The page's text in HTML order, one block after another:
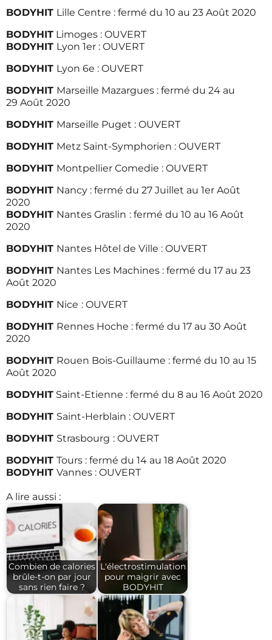
BODYHIT Lille Centre : fermé du 10 au 23 Août 2020
BODYHIT Limoges : OUVERT
BODYHIT Lyon 1er : OUVERT
BODYHIT Lyon 6e : OUVERT
BODYHIT Marseille Mazargues : fermé du 24 au
29 Août 2020
BODYHIT Marseille Puget : OUVERT
BODYHIT Metz Saint-Symphorien : OUVERT
BODYHIT Montpellier Comedie : OUVERT
BODYHIT Nancy : fermé du 27 Juillet au 1er Août
2020
BODYHIT Nantes Graslin : fermé du 10 au 16 Août
2020
BODYHIT Nantes Hôtel de Ville : OUVERT
BODYHIT Nantes Les Machines : fermé du 17 au 23
Août 2020
BODYHIT Nice : OUVERT
BODYHIT Rennes Hoche : fermé du 17 au 30 Août
2020
BODYHIT Rouen Bois-Guillaume : fermé du 10 au 15
Août 2020
BODYHIT Saint-Etienne : fermé du 8 au 16 Août 2020
BODYHIT Saint-Herblain : OUVERT
BODYHIT Strasbourg : OUVERT
BODYHIT Tours : fermé du 14 au 18 Août 2020
BODYHIT Vannes : OUVERT
A lire aussi :
Combien de calories
brûle-t-on par jour
sans rien faire ?
L'électrostimulation
pour maigrir avec
BODYHIT